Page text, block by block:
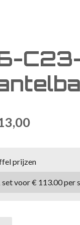
prijzen